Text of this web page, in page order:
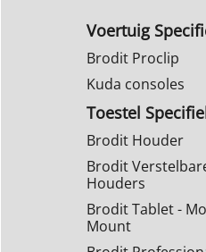
Voertuig
Brodit Proclip
Kuda consoles
Toestel
Brodit Houder
Brodit
Houders
Brodit Tablet -
Mount